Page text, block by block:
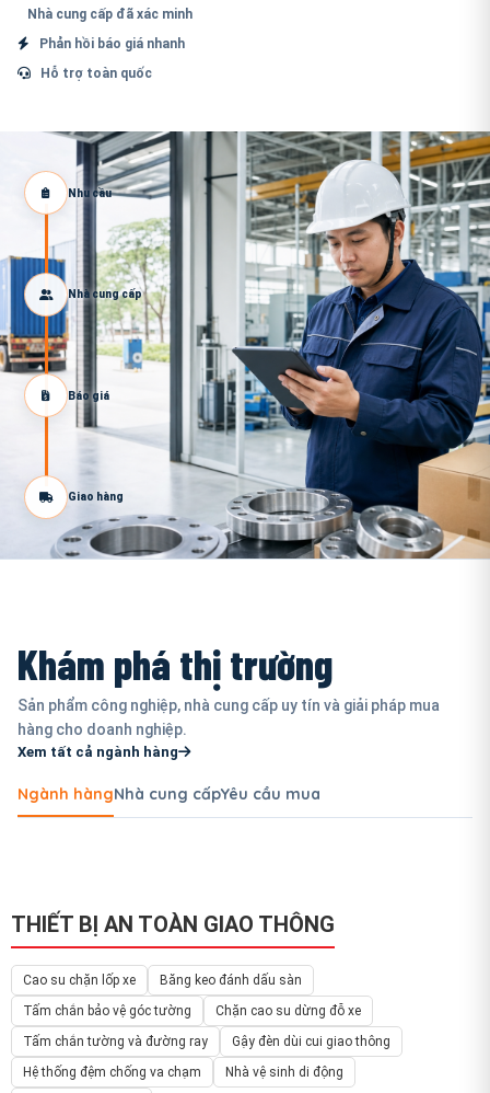
Nhà cung cấp đã xác minh
Phản hồi báo giá nhanh
Hỗ trợ toàn quốc
Nhu cầu
Nhà cung cấp
Báo giá
Giao hàng
Khám phá thị trường
Sản phẩm công nghiệp, nhà cung cấp uy tín và giải pháp mua
hàng cho doanh nghiệp.
Xem tất cả ngành hàng
Ngành hàngNhà cung cấpYêu cầu mua
THIẾT BỊ AN TOÀN GIAO THÔNG
Cao su chặn lốp xe
Băng keo đánh dấu sàn
Tấm chắn bảo vệ góc tường
Chặn cao su dừng đỗ xe
Tấm chắn tường và đường ray
Gậy đèn dùi cui giao thông
Hệ thống đệm chống va chạm
Nhà vệ sinh di động